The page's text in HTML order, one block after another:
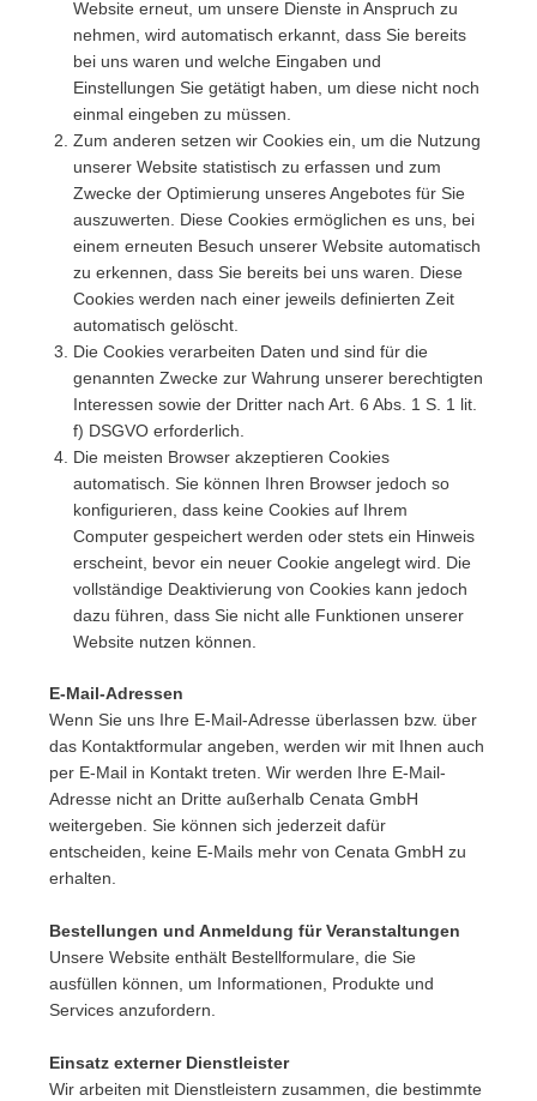
Website erneut, um unsere Dienste in Anspruch zu
nehmen, wird automatisch erkannt, dass Sie bereits
bei uns waren und welche Eingaben und
Einstellungen Sie getätigt haben, um diese nicht noch
einmal eingeben zu müssen.
Zum anderen setzen wir Cookies ein, um die Nutzung
unserer Website statistisch zu erfassen und zum
Zwecke der Optimierung unseres Angebotes für Sie
auszuwerten. Diese Cookies ermöglichen es uns, bei
einem erneuten Besuch unserer Website automatisch
zu erkennen, dass Sie bereits bei uns waren. Diese
Cookies werden nach einer jeweils definierten Zeit
automatisch gelöscht.
Die Cookies verarbeiten Daten und sind für die
genannten Zwecke zur Wahrung unserer berechtigten
Interessen sowie der Dritter nach Art. 6 Abs. 1 S. 1 lit.
f) DSGVO erforderlich.
Die meisten Browser akzeptieren Cookies
automatisch. Sie können Ihren Browser jedoch so
konfigurieren, dass keine Cookies auf Ihrem
Computer gespeichert werden oder stets ein Hinweis
erscheint, bevor ein neuer Cookie angelegt wird. Die
vollständige Deaktivierung von Cookies kann jedoch
dazu führen, dass Sie nicht alle Funktionen unserer
Website nutzen können.
E-Mail-Adressen
Wenn Sie uns Ihre E-Mail-Adresse überlassen bzw. über
das Kontaktformular angeben, werden wir mit Ihnen auch
per E-Mail in Kontakt treten. Wir werden Ihre E-Mail-
Adresse nicht an Dritte außerhalb Cenata GmbH
weitergeben. Sie können sich jederzeit dafür
entscheiden, keine E-Mails mehr von Cenata GmbH zu
erhalten.
Bestellungen und Anmeldung für Veranstaltungen
Unsere Website enthält Bestellformulare, die Sie
ausfüllen können, um Informationen, Produkte und
Services anzufordern.
Einsatz externer Dienstleister
Wir arbeiten mit Dienstleistern zusammen, die bestimmte